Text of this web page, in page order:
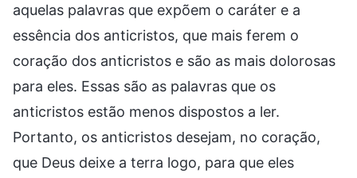
aquelas palavras que expõem o caráter e a
essência dos anticristos, que mais ferem o
coração dos anticristos e são as mais dolorosas
para eles. Essas são as palavras que os
anticristos estão menos dispostos a ler.
Portanto, os anticristos desejam, no coração,
que Deus deixe a terra logo, para que eles